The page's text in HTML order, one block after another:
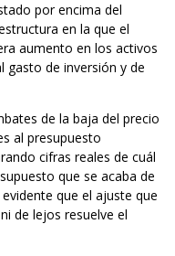
por encima del
en la que el
aumento en los activos
gasto de inversión y de
de la baja del precio
al presupuesto
cifras reales de cuál
que se acaba de
que el ajuste que
de lejos resuelve el